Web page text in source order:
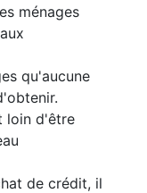
ménages
qu'aucune
loin d'être
de crédit, il